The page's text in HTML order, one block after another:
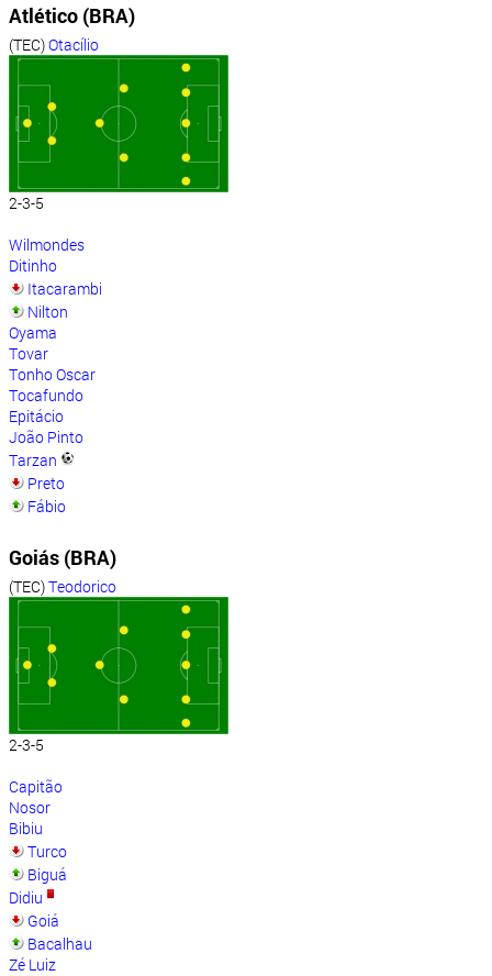
Atlético (BRA)
(TEC)Otacílio
2-3-5
Wilmondes
Ditinho
Itacarambi
Nilton
Oyama
Tovar
Tonho Oscar
Tocafundo
Epitácio
João Pinto
Tarzan
Preto
Fábio
Goiás (BRA)
(TEC)Teodorico
2-3-5
Capitão
Nosor
Bibiu
Turco
Biguá
Didiu
Goiá
Bacalhau
Zé Luiz